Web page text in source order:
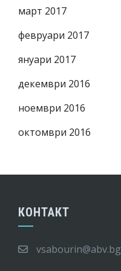
март 2017
февруари 2017
януари 2017
декември 2016
ноември 2016
октомври 2016
КОНТАКТ
vsabourin@abv.bg